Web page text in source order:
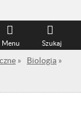
Szukaj
Menu
» Biologia »